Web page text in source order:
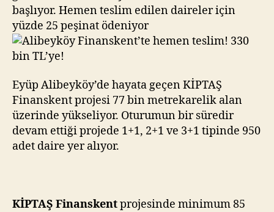
başlıyor. Hemen teslim edilen daireler için
yüzde 25 peşinat ödeniyor
Eyüp Alibeyköy’de hayata geçen KİPTAŞ
Finanskent projesi 77 bin metrekarelik alan
üzerinde yükseliyor. Oturumun bir süredir
devam ettiği projede 1+1, 2+1 ve 3+1 tipinde 950
adet daire yer alıyor.
KİPTAŞ Finanskentprojesinde minimum 85